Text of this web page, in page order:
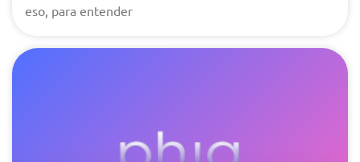
eso, para entender